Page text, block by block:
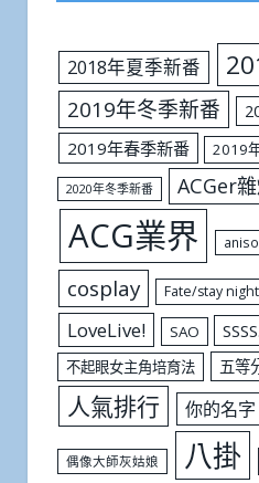
2018年夏季新番
2019年冬季新番
2019年春季新番
2019
2020年冬季新番 ACGer
ACG業界
cosplay Fate/stay night
LoveLive! SAO
不起眼女主角培育法 五等
人氣排行 你的名字
偶像大師灰姑娘 八掛